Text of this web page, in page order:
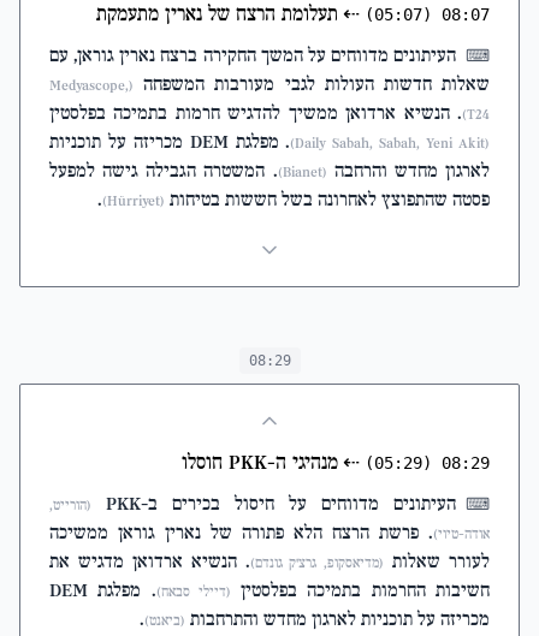
08:07
(05:07)
⇠ תעלומת הרצח של נארין מתעמקת
⌨ העיתונים מדווחים על המשך החקירה ברצח נארין גוראן, עם
שאלות חדשות העולות לגבי מעורבות המשפחה
(Medyascope,
T24) . הנשיא ארדואן ממשיך להדגיש חרמות בתמיכה בפלסטין
(Daily Sabah, Sabah, Yeni Akit)
. מפלגת DEM מכריזה על תוכניות
לארגון מחדש והרחבה (Bianet)
. המשטרה הגבילה גישה למפעל
פסטה שהתפוצץ לאחרונה בשל חששות בטיחות (Hürriyet)
.
08:29
08:29
(05:29)
⇠מנהיגי ה-PKK חוסלו
⌨ העיתונים מדווחים על חיסול בכירים ב-PKK
(הורייט,
אודה-טיוי). פרשת הרצח הלא פתורה של נארין גוראן ממשיכה
לעורר שאלות (מדיאסקופ, גרצ'ק גונדם). הנשיא ארדואן מדגיש את
חשיבות החרמות בתמיכה בפלסטין (דיילי סבאח)
. מפלגת DEM
מכריזה על תוכניות לארגון מחדש והתרחבות (ביאנט).